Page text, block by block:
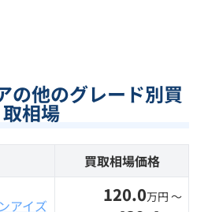
の他のグレード別買
取相場
買取相場価格
アイズ 120.0万円 〜